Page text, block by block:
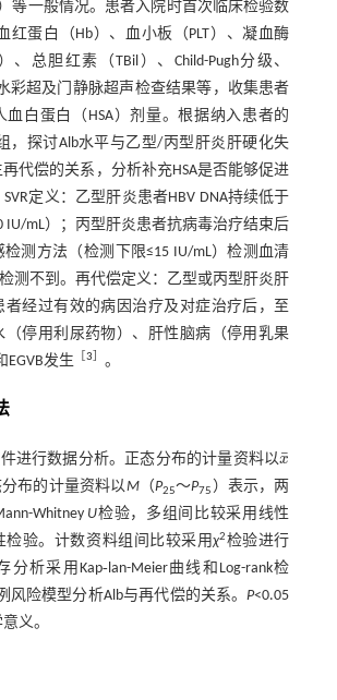
等一般情况。患者入院时首次临床检验数
红蛋白（Hb）、血小板（PLT）、凝血酶
、总胆红素（TBil）、Child-Pugh分级、
彩超及门静脉超声检查结果等，收集患者
血白蛋白（HSA）剂量。根据纳入患者的
，探讨Alb水平与乙型/丙型肝炎肝硬化失
代偿的关系，分析补充HSA是否能够促进
定义：乙型肝炎患者HBV DNA持续低于
IU/mL）；丙型肝炎患者抗病毒治疗结束后
检测方法（检测下限≤15 IU/mL）检测血清
检测不到。再代偿定义：乙型或丙型肝炎肝
者经过有效的病因治疗及对症治疗后，至
（停用利尿药物）、肝性脑病（停用乳果
发生
3 。
件进行数据分析。正态分布的计量资料以x
¯
x¯
布的计量资料以M（P25～P75 ）表示，两
Whitney U检验，多组间比较采用线性
检验。计数资料组间比较采用χ2检验进行
析采用Kap‑lan-Meier曲线和Log-rank检
风险模型分析Alb与再代偿的关系。P<0.05
义。